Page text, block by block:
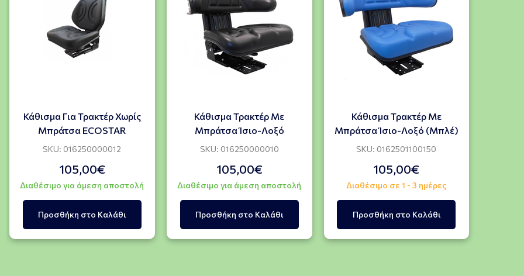
Κάθισμα Για Τρακτέρ Χωρίς
Μπράτσα ECOSTAR
SKU: 016250000012
105,00€
Διαθέσιμο για άμεση αποστολή
Προσθήκη στο Καλάθι
Κάθισμα Τρακτέρ Με
Μπράτσα Ίσιο-Λοξό
SKU: 016250000010
105,00€
Διαθέσιμο για άμεση αποστολή
Προσθήκη στο Καλάθι
Κάθισμα Τρακτέρ Με
Μπράτσα Ίσιο-Λοξό (Μπλέ)
SKU: 0162501100150
105,00€
Διαθέσιμο σε 1 - 3 ημέρες
Προσθήκη στο Καλάθι